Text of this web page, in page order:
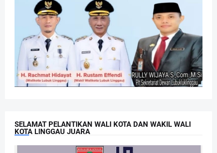
SELAMAT PELANTIKAN WALI KOTA DAN WAKIL WALI
KOTA LINGGAU JUARA